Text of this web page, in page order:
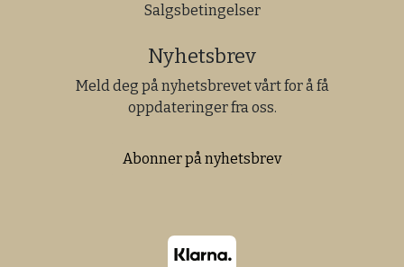
Salgsbetingelser
Nyhetsbrev
Meld deg på nyhetsbrevet vårt for å få
oppdateringer fra oss.
Abonner på nyhetsbrev